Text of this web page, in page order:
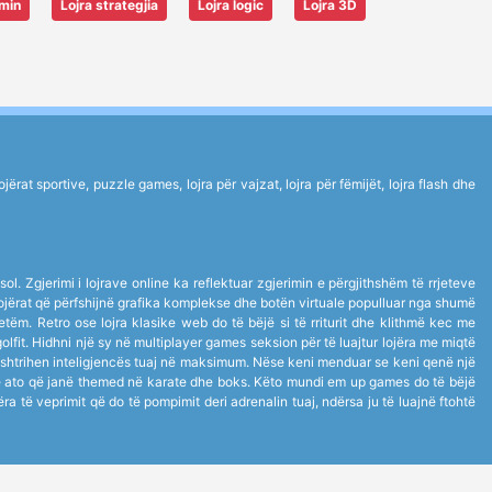
Lojra strategjia Lojra logic Lojra 3D
sportive, puzzle games, lojra për vajzat, lojra për fëmijët, lojra flash dhe
Zgjerimi i lojrave online ka reflektuar zgjerimin e përgjithshëm të rrjeteve
që përfshijnë grafika komplekse dhe botën virtuale populluar nga shumë
Retro ose lojra klasike web do të bëjë si të rriturit dhe klithmë kec me
Hidhni një sy në multiplayer games seksion për të luajtur lojëra me miqtë
inteligjencës tuaj në maksimum. Nëse keni menduar se keni qenë një
që janë themed në karate dhe boks. Këto mundi em up games do të bëjë
të veprimit që do të pompimit deri adrenalin tuaj, ndërsa ju të luajnë ftohtë